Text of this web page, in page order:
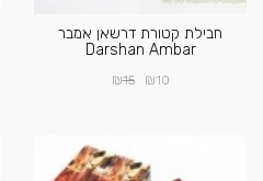
חבילת קטורת דרשאן אמבר
Darshan Ambar
₪10
₪15